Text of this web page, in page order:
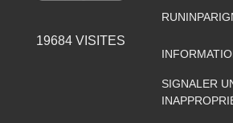
19684VISITES
SIGNALER